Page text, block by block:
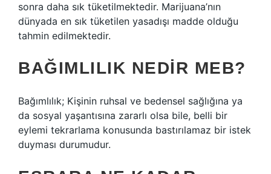
sonra daha sık tüketilmektedir. Marijuana’nın
dünyada en sık tüketilen yasadışı madde olduğu
tahmin edilmektedir.
BAĞIMLILIK NEDIR MEB?
Bağımlılık; Kişinin ruhsal ve bedensel sağlığına ya
da sosyal yaşantısına zararlı olsa bile, belli bir
eylemi tekrarlama konusunda bastırılamaz bir istek
duyması durumudur.